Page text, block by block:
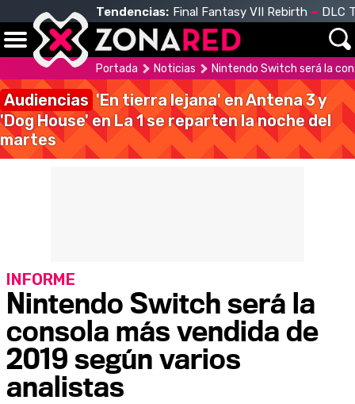
Tendencias: Final Fantasy VII Rebirth DLC
Portada Noticias Nintendo Switch será la
Audiencias 'En tierra lejana' en Antena 3 y
'Dog House' en La 1 se reparten la noche del
martes
Nintendo Switch será la
consola más vendida de
2019 según varios
analistas
INFORME